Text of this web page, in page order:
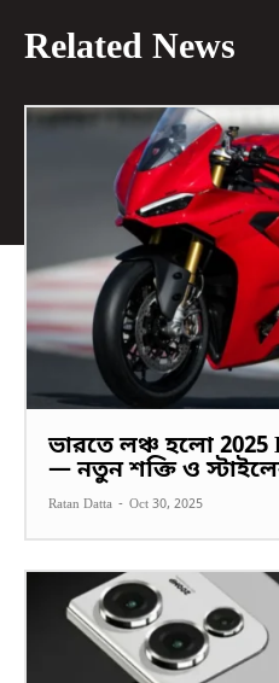
Related News
ভারতে লঞ্চ হলো 2025
— নতুন শক্তি ও
Ratan Datta - Oct 30, 2025